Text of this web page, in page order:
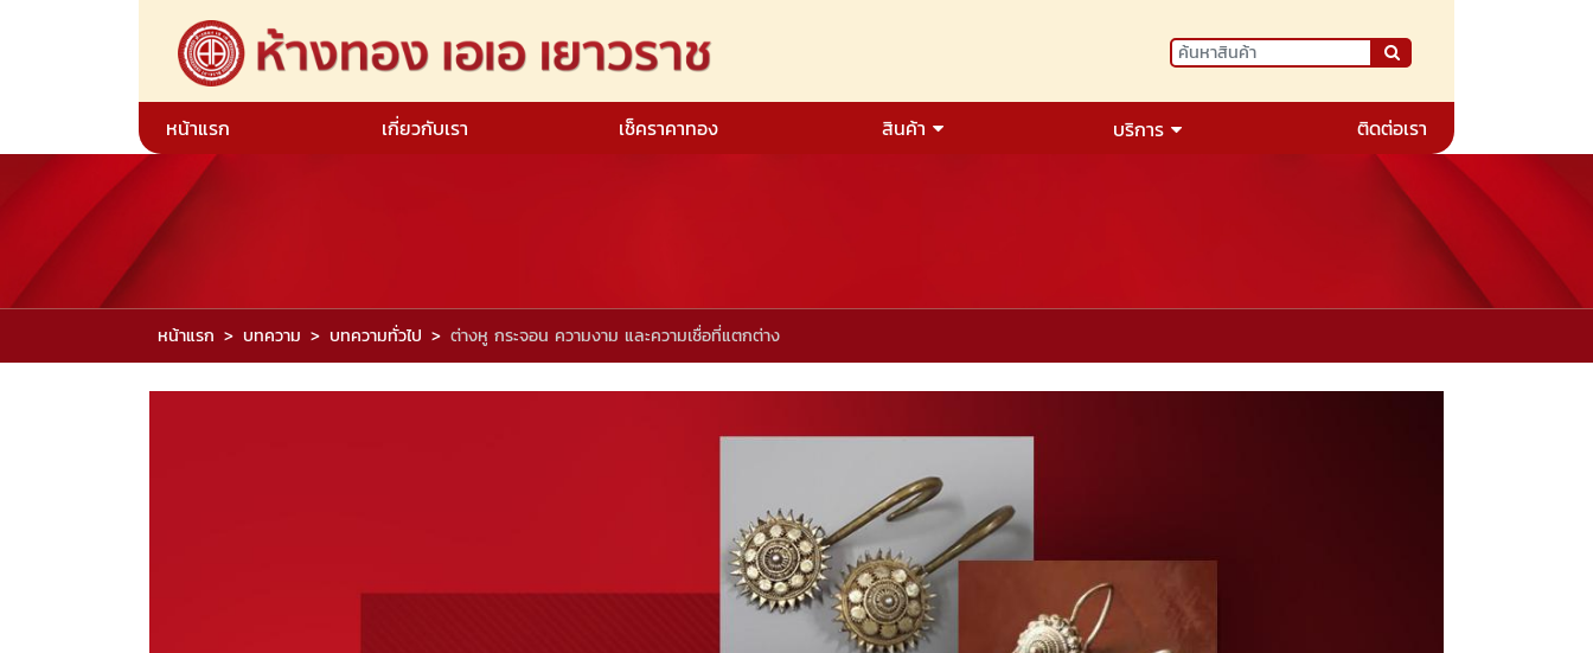
หน้าแรก เกี่ยวกับเรา เช็คราคาทอง สินค้า บริการ ติดต่อเรา
หน้าแรก บทความ บทความทั่วไป ต่างหู กระจอน ความงาม และความเชื่อที่แตกต่าง